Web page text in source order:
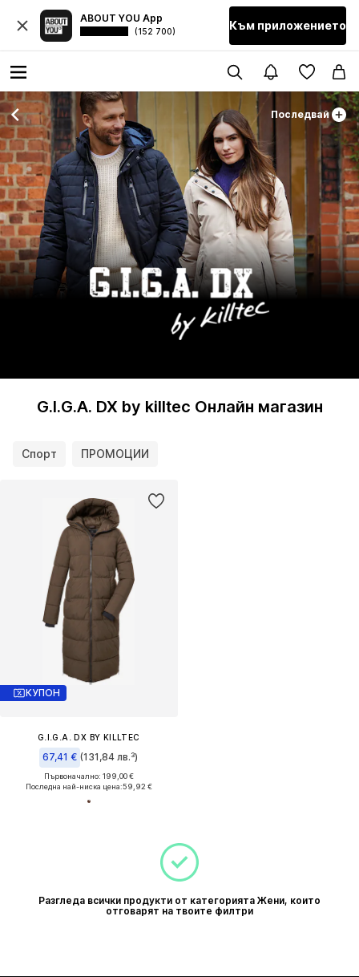
ABOUT YOU App
(152 700) Към приложението
Последвай
G.I.G.A. DX by killtec Онлайн магазин
Спорт ПРОМОЦИИ
КУПОН
G.I.G.A. DX BY KILLTEC
67,41 € (131,84 лв.³)
Първоначално: 199,00 €
Последна най-ниска цена:59,92 €
Разгледа всички продукти от категорията Жени, които
отговарят на твоите филтри